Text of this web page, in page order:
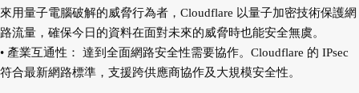
來用量子電腦破解的威脅行為者，Cloudflare 以量子加密技術保護網
路流量，確保今日的資料在面對未來的威脅時也能安全無虞。
• 產業互通性： 達到全面網路安全性需要協作。Cloudflare 的 IPsec
符合最新網路標準， 支援跨供應商協作及大規模安全性。